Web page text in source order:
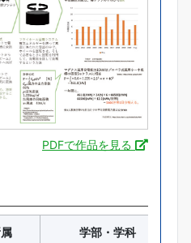
PDFで作品を見る
学部・学科